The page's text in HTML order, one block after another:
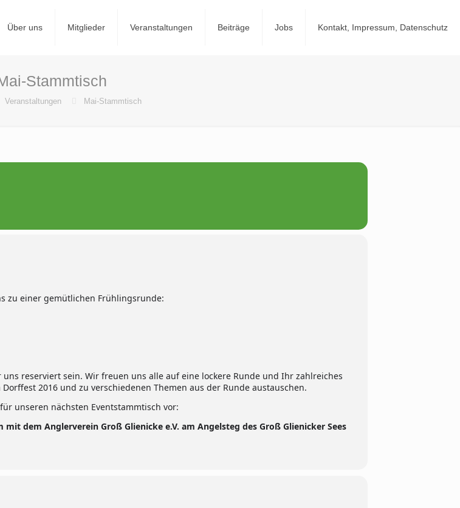
Über uns Mitglieder Veranstaltungen Beiträge Jobs Kontakt, Impressum, Datenschutz
Stammtisch
Veranstaltungen Mai-Stammtisch
zu einer gemütlichen Frühlingsrunde:
reserviert sein. Wir freuen uns alle auf eine lockere Runde und Ihr zahlreiches
2016 und zu verschiedenen Themen aus der Runde austauschen.
unseren nächsten Eventstammtisch vor:
dem Anglerverein Groß Glienicke e.V. am Angelsteg des Groß Glienicker Sees